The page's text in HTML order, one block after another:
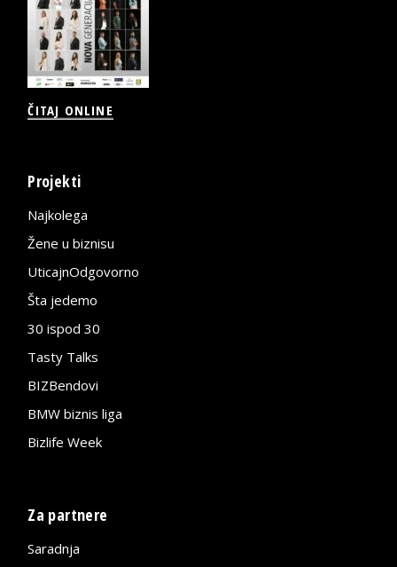
ČITAJ ONLINE
Projekti
Najkolega
Žene u biznisu
UticajnOdgovorno
Šta jedemo
30 ispod 30
Tasty Talks
BIZBendovi
BMW biznis liga
Bizlife Week
Za partnere
Saradnja